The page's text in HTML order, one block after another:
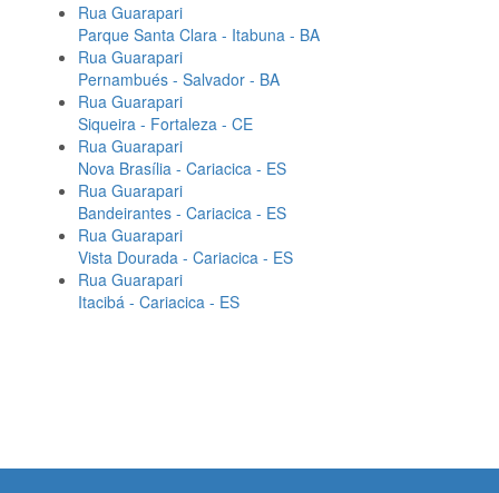
Rua Guarapari
Parque Santa Clara - Itabuna - BA
Rua Guarapari
Pernambués - Salvador - BA
Rua Guarapari
Siqueira - Fortaleza - CE
Rua Guarapari
Nova Brasília - Cariacica - ES
Rua Guarapari
Bandeirantes - Cariacica - ES
Rua Guarapari
Vista Dourada - Cariacica - ES
Rua Guarapari
Itacibá - Cariacica - ES